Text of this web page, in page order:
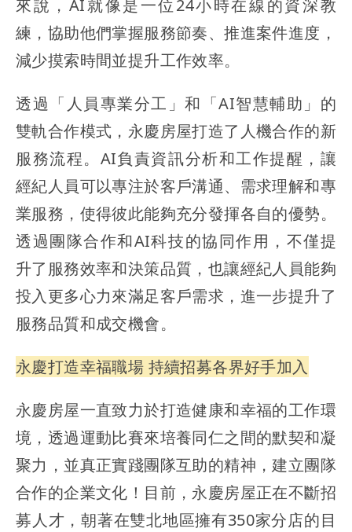
來說，AI就像是一位24小時在線的資深教
練，協助他們掌握服務節奏、推進案件進度，
減少摸索時間並提升工作效率。
透過「人員專業分工」和「AI智慧輔助」的
雙軌合作模式，永慶房屋打造了人機合作的新
服務流程。AI負責資訊分析和工作提醒，讓
經紀人員可以專注於客戶溝通、需求理解和專
業服務，使得彼此能夠充分發揮各自的優勢。
透過團隊合作和AI科技的協同作用，不僅提
升了服務效率和決策品質，也讓經紀人員能夠
投入更多心力來滿足客戶需求，進一步提升了
服務品質和成交機會。
永慶打造幸福職場 持續招募各界好手加入
永慶房屋一直致力於打造健康和幸福的工作環
境，透過運動比賽來培養同仁之間的默契和凝
聚力，並真正實踐團隊互助的精神，建立團隊
合作的企業文化！目前，永慶房屋正在不斷招
募人才，朝著在雙北地區擁有350家分店的目